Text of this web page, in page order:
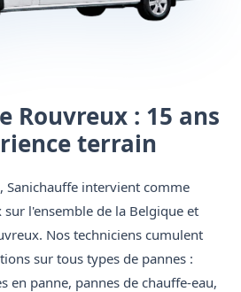
Rouvreux : 15 ans
terrain
Sanichauffe intervient comme
l'ensemble de la Belgique et
Nos techniciens cumulent
sur tous types de pannes :
en panne, pannes de chauffe-eau,